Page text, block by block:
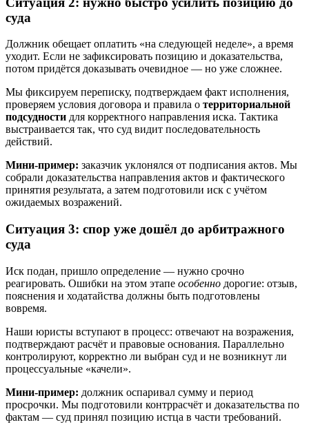
суда
Должник обещает оплатить «на следующей неделе», а время
уходит. Если не зафиксировать позицию и доказательства,
потом придётся доказывать очевидное — но уже сложнее.
Мы фиксируем переписку, подтверждаем факт исполнения,
проверяем условия договора и правила о территориальной
подсудности для корректного направления иска. Тактика
выстраивается так, что суд видит последовательность
действий.
Мини-пример: заказчик уклонялся от подписания актов. Мы
собрали доказательства направления актов и фактического
принятия результата, а затем подготовили иск с учётом
ожидаемых возражений.
Ситуация 3: спор уже дошёл до арбитражного
суда
Иск подан, пришло определение — нужно срочно
реагировать. Ошибки на этом этапе особенно дорогие: отзыв,
пояснения и ходатайства должны быть подготовлены
вовремя.
Наши юристы вступают в процесс: отвечают на возражения,
подтверждают расчёт и правовые основания. Параллельно
контролируют, корректно ли выбран суд и не возникнут ли
процессуальные «качели».
Мини-пример: должник оспаривал сумму и период
просрочки. Мы подготовили контррасчёт и доказательства по
фактам — суд принял позицию истца в части требований.